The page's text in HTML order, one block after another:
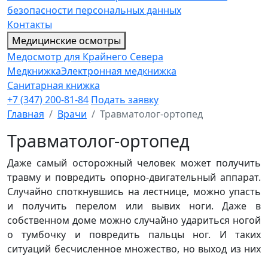
безопасности персональных данных
Контакты
Медицинские осмотры
Медосмотр для Крайнего Севера
МедкнижкаЭлектронная медкнижка
Санитарная книжка
+7 (347) 200-81-84 Подать заявку
Главная
Врачи Травматолог-ортопед
Травматолог-ортопед
Даже самый осторожный человек может получить
травму и повредить опорно-двигательный аппарат.
Случайно споткнувшись на лестнице, можно упасть
и получить перелом или вывих ноги. Даже в
собственном доме можно случайно удариться ногой
о тумбочку и повредить пальцы ног. И таких
ситуаций бесчисленное множество, но выход из них